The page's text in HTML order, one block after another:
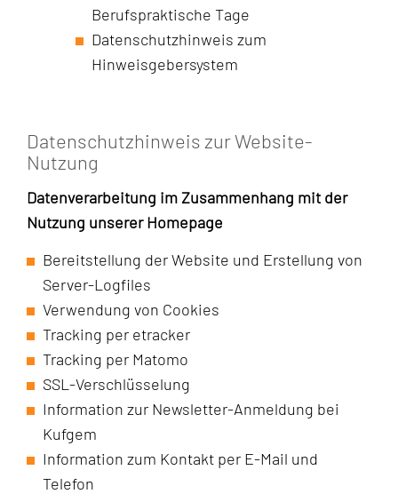
Berufspraktische Tage
Datenschutzhinweis zum
Hinweisgebersystem
Datenschutzhinweis zur Website-
Nutzung
Datenverarbeitung im Zusammenhang mit der
Nutzung unserer Homepage
Bereitstellung der Website und Erstellung von
Server-Logfiles
Verwendung von Cookies
Tracking per etracker
Tracking per Matomo
SSL-Verschlüsselung
Information zur Newsletter-Anmeldung bei
Kufgem
Information zum Kontakt per E-Mail und
Telefon